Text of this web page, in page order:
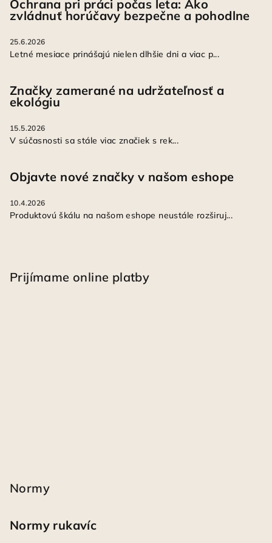
Ochrana pri práci počas leta: Ako
zvládnuť horúčavy bezpečne a pohodlne
25.6.2026
Letné mesiace prinášajú nielen dlhšie dni a viac p...
Značky zamerané na udržateľnosť a
ekológiu
15.5.2026
V súčasnosti sa stále viac značiek s rek...
Objavte nové značky v našom eshope
10.4.2026
Produktovú škálu na našom eshope neustále rozširuj...
Prijímame online platby
Normy
Normy rukavíc